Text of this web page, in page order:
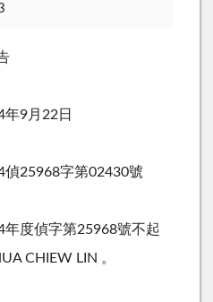
9月22日
25968字第02430號
度偵字第25968號不起
CHIEW LIN 。